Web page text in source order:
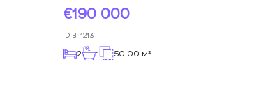
190 000
ID B-1213
2 1 50.00 м²